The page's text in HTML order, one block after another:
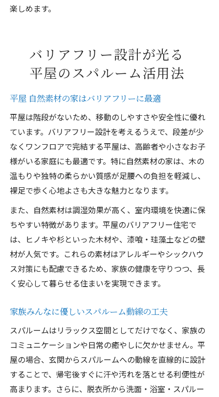
楽しめます。
バリアフリー設計が光る
平屋のスパルーム活用法
平屋 自然素材の家はバリアフリーに最適
平屋は階段がないため、移動のしやすさや安全性に優れ
ています。バリアフリー設計を考えるうえで、段差が少
なくワンフロアで完結する平屋は、高齢者や小さなお子
様がいる家庭にも最適です。特に自然素材の家は、木の
温もりや独特の柔らかい質感が足腰への負担を軽減し、
裸足で歩く心地よさも大きな魅力となります。
また、自然素材は調湿効果が高く、室内環境を快適に保
ちやすい特徴があります。平屋のバリアフリー住宅で
は、ヒノキや杉といった木材や、漆喰・珪藻土などの壁
材が人気です。これらの素材はアレルギーやシックハウ
ス対策にも配慮できるため、家族の健康を守りつつ、長
く安心して暮らせる住まいを実現できます。
家族みんなに優しいスパルーム動線の工夫
スパルームはリラックス空間としてだけでなく、家族の
コミュニケーションや日常の癒やしに欠かせません。平
屋の場合、玄関からスパルームへの動線を直線的に設計
することで、帰宅後すぐに汗や汚れを落とせる利便性が
高まります。さらに、脱衣所から洗面・浴室・スパルー